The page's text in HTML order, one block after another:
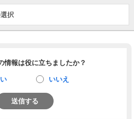
択
情報は役に立ちましたか？
いいえ
送信する